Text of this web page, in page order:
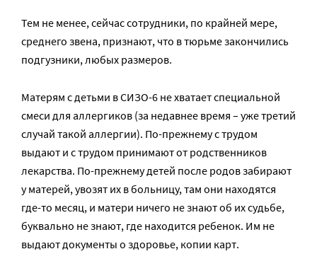
Тем не менее, сейчас сотрудники, по крайней мере,
среднего звена, признают, что в тюрьме закончились
подгузники, любых размеров.
Матерям с детьми в СИЗО-6 не хватает специальной
смеси для аллергиков (за недавнее время – уже третий
случай такой аллергии). По-прежнему с трудом
выдают и с трудом принимают от родственников
лекарства. По-прежнему детей после родов забирают
у матерей, увозят их в больницу, там они находятся
где-то месяц, и матери ничего не знают об их судьбе,
буквально не знают, где находится ребенок. Им не
выдают документы о здоровье, копии карт.